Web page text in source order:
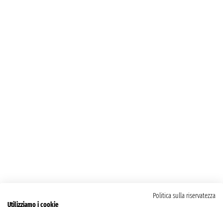
Politica sulla riservatezza
Utilizziamo i cookie